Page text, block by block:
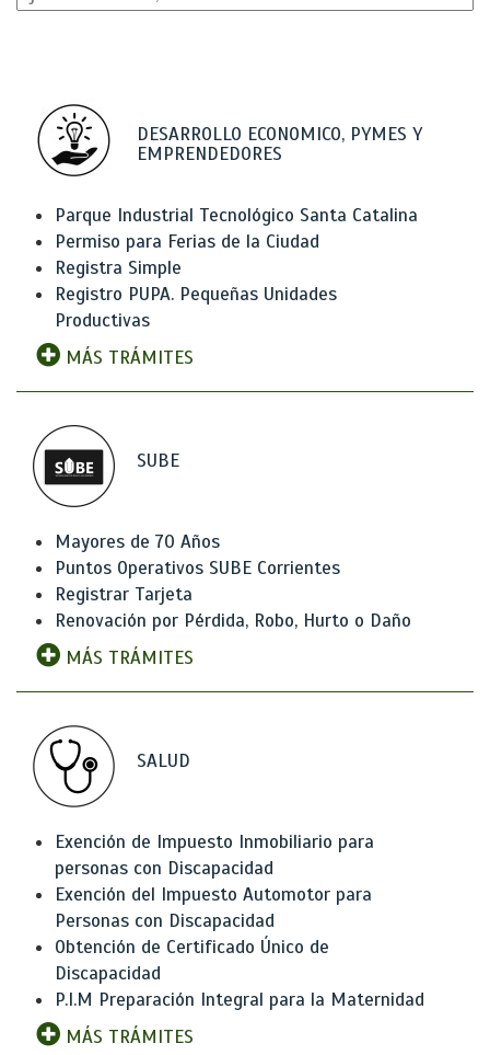
DESARROLLO ECONOMICO, PYMES Y
EMPRENDEDORES
Parque Industrial Tecnológico Santa Catalina
Permiso para Ferias de la Ciudad
Registra Simple
Registro PUPA. Pequeñas Unidades
Productivas
MÁS TRÁMITES
SUBE
Mayores de 70 Años
Puntos Operativos SUBE Corrientes
Registrar Tarjeta
Renovación por Pérdida, Robo, Hurto o Daño
MÁS TRÁMITES
SALUD
Exención de Impuesto Inmobiliario para
personas con Discapacidad
Exención del Impuesto Automotor para
Personas con Discapacidad
Obtención de Certificado Único de
Discapacidad
P.I.M Preparación Integral para la Maternidad
MÁS TRÁMITES